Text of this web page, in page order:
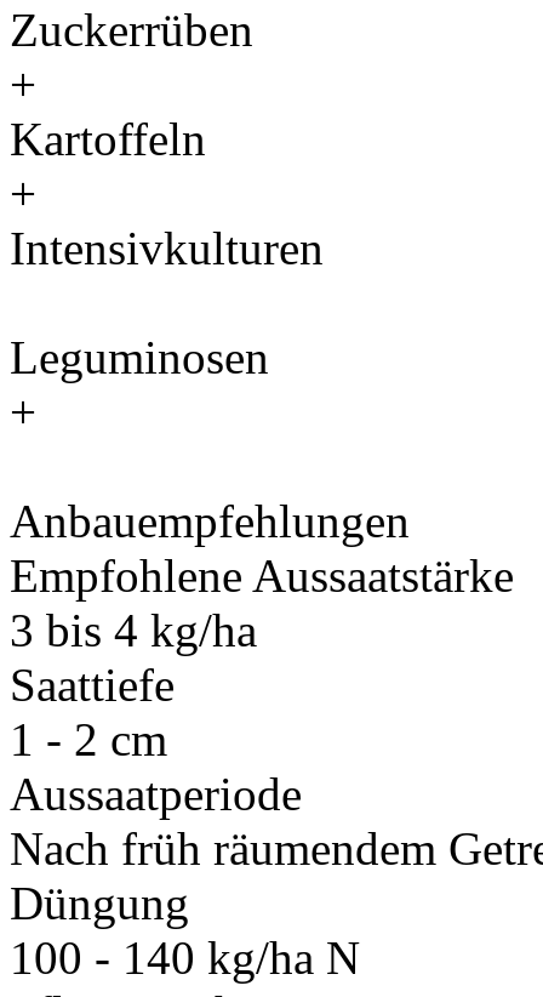
Zuckerrüben
+
Kartoffeln
+
Intensivkulturen
Leguminosen
+
Anbauempfehlungen
Empfohlene Aussaatstärke
3 bis 4 kg/ha
Saattiefe
1 - 2 cm
Aussaatperiode
Nach früh räumendem
Düngung
100 - 140 kg/ha N